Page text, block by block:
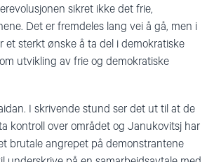
sikret ikke det frie,
Det er fremdeles lang vei å gå, men i
et sterkt ønske å ta del i demokratiske
utvikling av frie og demokratiske
I skrivende stund ser det ut til at de
kontroll over området og Janukovitsj har
brutale angrepet på demonstrantene